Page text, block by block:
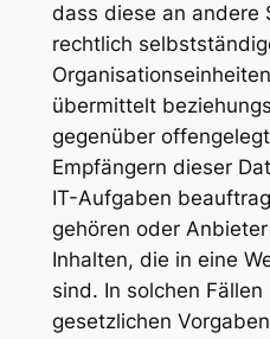
dass diese an andere
rechtlich
übermittelt
gegenüber
Empfängern dieser
IT-Aufgaben
gehören oder
Inhalten, die in eine
sind. In solchen
gesetzlichen